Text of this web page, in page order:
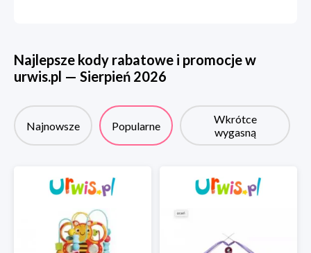
Najlepsze kody rabatowe i promocje w
urwis.pl — Sierpień 2026
Najnowsze Popularne
Wkrótce
wygasną